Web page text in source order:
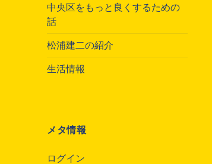
中央区をもっと良くするための
話
松浦建二の紹介
生活情報
メタ情報
ログイン